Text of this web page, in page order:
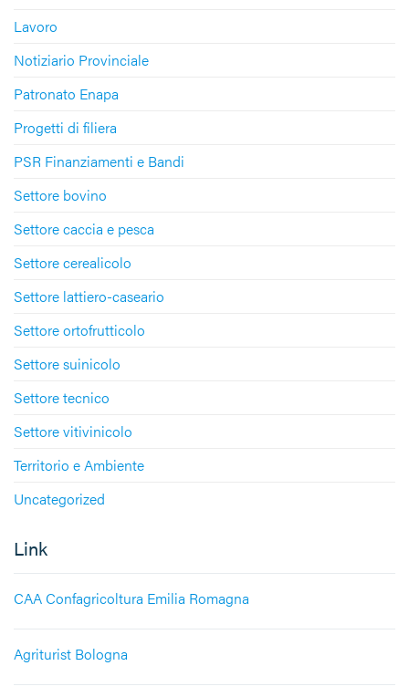
Lavoro
Notiziario Provinciale
Patronato Enapa
Progetti di filiera
PSR Finanziamenti e Bandi
Settore bovino
Settore caccia e pesca
Settore cerealicolo
Settore lattiero-caseario
Settore ortofrutticolo
Settore suinicolo
Settore tecnico
Settore vitivinicolo
Territorio e Ambiente
Uncategorized
Link
CAA Confagricoltura Emilia Romagna
Agriturist Bologna